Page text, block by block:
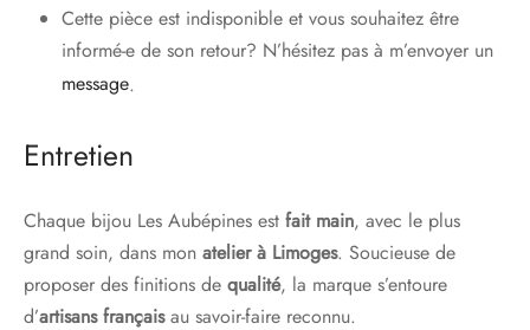
Cette pièce est indisponible et vous souhaitez être
informé-e de son retour? N’hésitez pas à m’envoyer un
message.
Entretien
Chaque bijou Les Aubépines est fait main, avec le plus
grand soin, dans mon atelier à Limoges. Soucieuse de
proposer des finitions de qualité, la marque s’entoure
d’artisans françaisau savoir-faire reconnu.